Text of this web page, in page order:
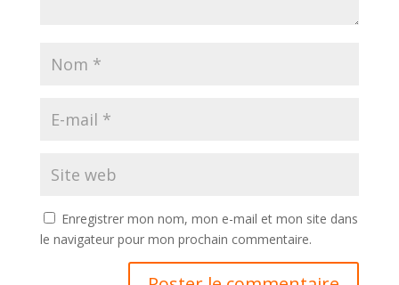
Enregistrer mon nom, mon e-mail et mon site dans
le navigateur pour mon prochain commentaire.